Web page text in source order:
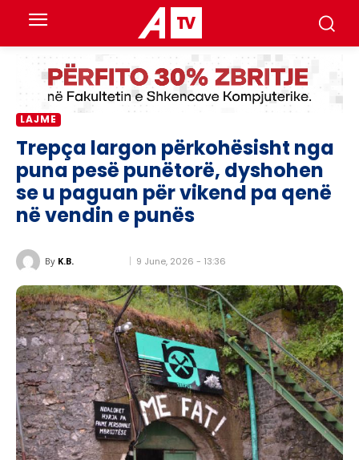
LAJME
Trepça largon përkohësisht nga
puna pesë punëtorë, dyshohen
se u paguan për vikend pa qenë
në vendin e punës
By K.B. 9 June, 2026 - 13:36